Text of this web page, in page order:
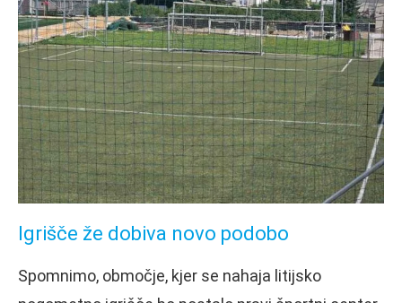
Igrišče že dobiva novo podobo
Spomnimo, območje, kjer se nahaja litijsko